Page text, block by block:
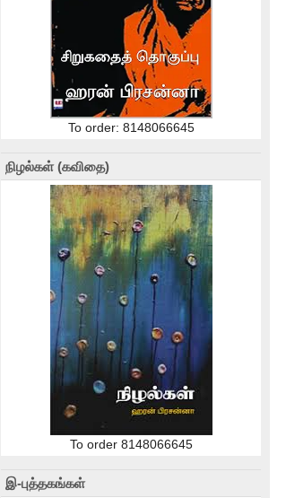
To order: 8148066645
நிழல்கள் (கவிதை)
To order 8148066645
இ-புத்தகங்கள்